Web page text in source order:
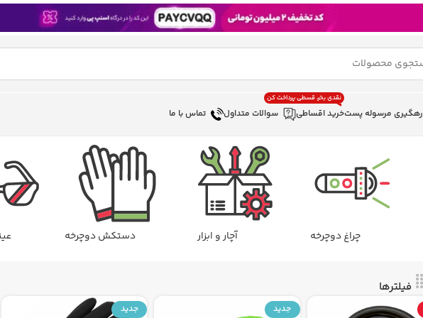
رهگیری مرسوله پستخرید اقساطی
نقدی بخر، قسطی پرداخت کن
سوالات متداول تماس با ما
چراغ دوچرخه آچار و ابزار دستکش دوچرخه
فیلترها
جدید جدید